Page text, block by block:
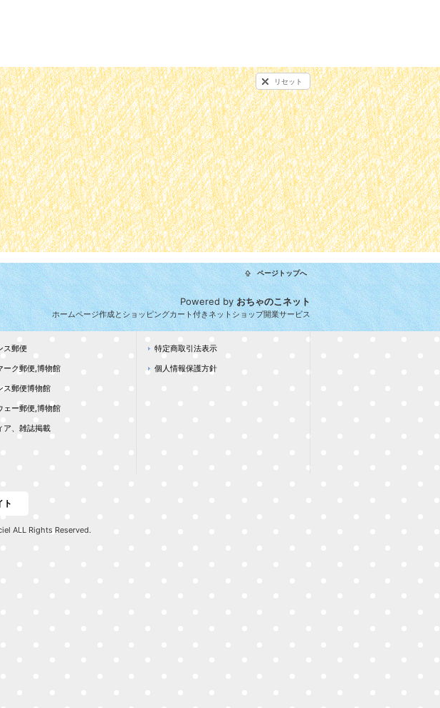
リセット
ページトップへ
Powered byおちゃのこネット
ホームページ作成とショッピングカート付きネットショップ開業サービス
ス郵便
ーク郵便,博物館
ス郵便博物館
ェー郵便,博物館
ア、雑誌掲載
特定商取引法表示
個人情報保護方針
ト
ALL Rights Reserved.